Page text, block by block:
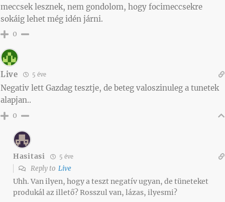
meccsek lesznek, nem gondolom, hogy focimeccsekre
sokáig lehet még idén járni.
0
Live 5 éve
Negativ lett Gazdag tesztje, de beteg valoszinuleg a tunetek
alapjan..
0
Hasitasi 5 éve
Reply to Live
Uhh. Van ilyen, hogy a teszt negatív ugyan, de tüneteket
produkál az illető? Rosszul van, lázas, ilyesmi?